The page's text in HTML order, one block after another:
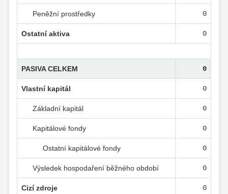
Peněžní prostředky 0
Ostatní aktiva 0
PASIVA CELKEM 0
Vlastní kapitál 0
Základní kapitál 0
Kapitálové fondy 0
Ostatní kapitálové fondy 0
Výsledek hospodaření běžného období 0
Cizí zdroje 0